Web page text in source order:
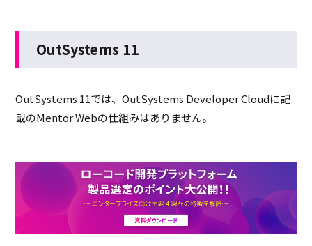
OutSystems 11
OutSystems 11では、OutSystems Developer Cloudに記
載のMentor Webの仕組みはありません。